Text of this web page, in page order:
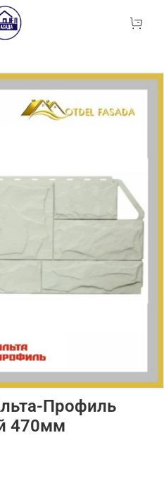
Профиль
470мм